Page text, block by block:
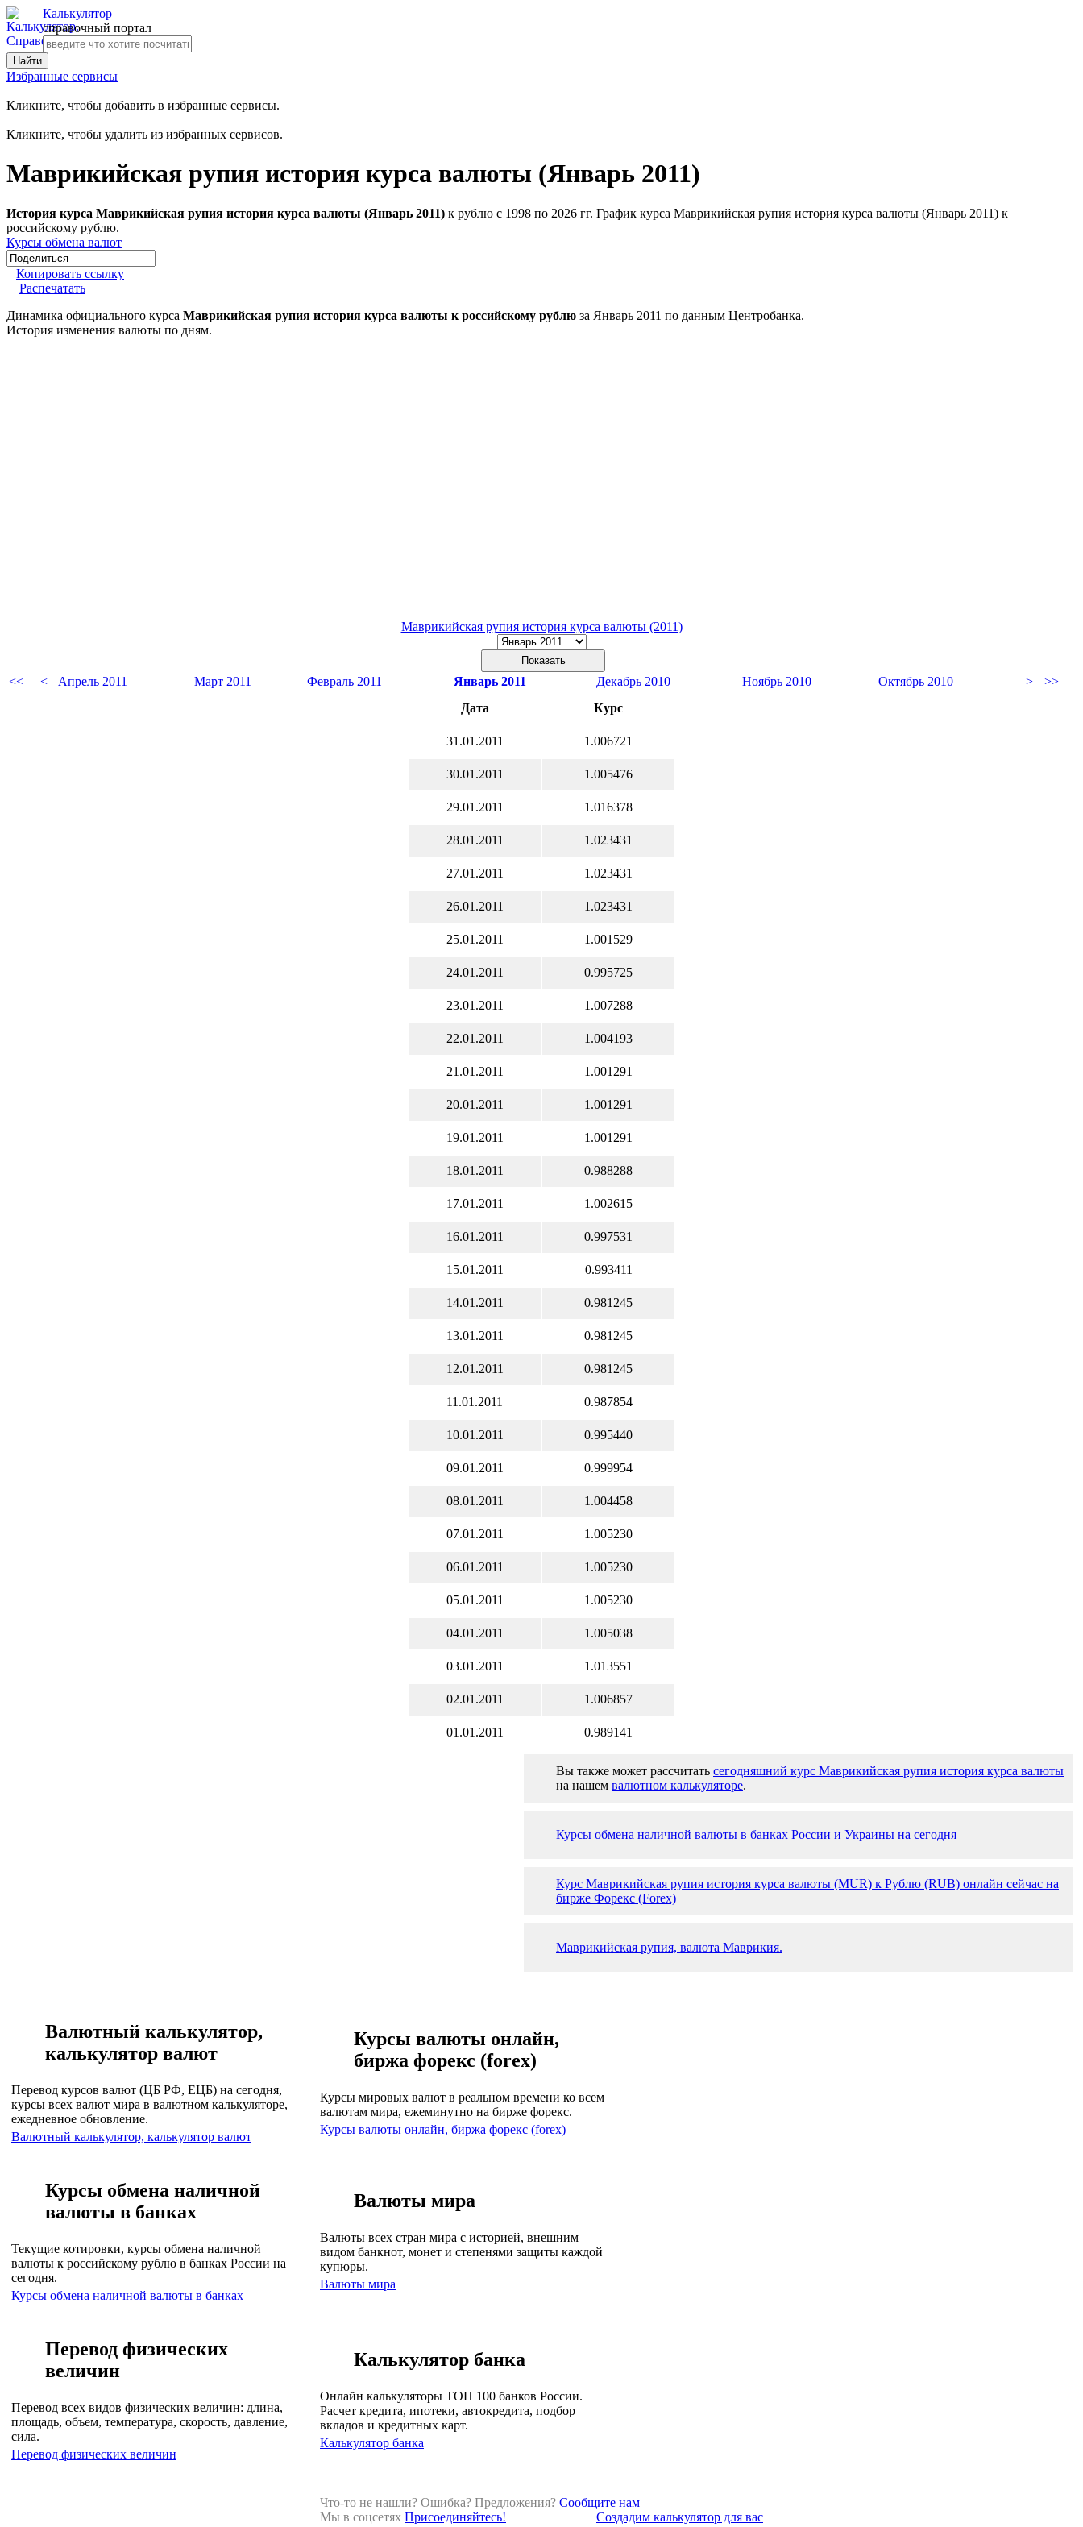
Калькулятор
справочный портал
Избранные сервисы
Кликните, чтобы добавить в избранные сервисы.
Кликните, чтобы удалить из избранных сервисов.
Маврикийская рупия история курса валюты (Январь 2011)
История курса Маврикийская рупия история курса валюты (Январь 2011) к рублю с 1998 по 2026 гг. График курса Маврикийская рупия история курса валюты (Январь 2011) к
российскому рублю.
Курсы обмена валют
Копировать ссылку
Распечатать
Динамика официального курса Маврикийская рупия история курса валюты к российскому рублю за Январь 2011 по данным Центробанка.
История изменения валюты по дням.
Маврикийская рупия история курса валюты (2011)
<< < Апрель 2011 Март 2011 Февраль 2011 Январь 2011 Декабрь 2010 Ноябрь 2010 Октябрь 2010 >
>>
Дата
Курс
31.01.2011 1.006721
30.01.2011 1.005476
29.01.2011 1.016378
28.01.2011 1.023431
27.01.2011 1.023431
26.01.2011 1.023431
25.01.2011 1.001529
24.01.2011 0.995725
23.01.2011 1.007288
22.01.2011 1.004193
21.01.2011 1.001291
20.01.2011 1.001291
19.01.2011 1.001291
18.01.2011 0.988288
17.01.2011 1.002615
16.01.2011 0.997531
15.01.2011 0.993411
14.01.2011 0.981245
13.01.2011 0.981245
12.01.2011 0.981245
11.01.2011 0.987854
10.01.2011 0.995440
09.01.2011 0.999954
08.01.2011 1.004458
07.01.2011 1.005230
06.01.2011 1.005230
05.01.2011 1.005230
04.01.2011 1.005038
03.01.2011 1.013551
02.01.2011 1.006857
01.01.2011 0.989141
Вы также может рассчитать сегодняшний курс Маврикийская рупия история курса валюты
на нашем валютном калькуляторе.
Курсы обмена наличной валюты в банках России и Украины на сегодня
Курс Маврикийская рупия история курса валюты (MUR) к Рублю (RUB) онлайн сейчас на
бирже Форекс (Forex)
Маврикийская рупия, валюта Маврикия.
Валютный калькулятор,
калькулятор валют
Перевод курсов валют (ЦБ РФ, ЕЦБ) на сегодня,
курсы всех валют мира в валютном калькуляторе,
ежедневное обновление.
Валютный калькулятор, калькулятор валют
Курсы валюты онлайн,
биржа форекс (forex)
Курсы мировых валют в реальном времени ко всем
валютам мира, ежеминутно на бирже форекс.
Курсы валюты онлайн, биржа форекс (forex)
Курсы обмена наличной
валюты в банках
Текущие котировки, курсы обмена наличной
валюты к российскому рублю в банках России на
сегодня.
Курсы обмена наличной валюты в банках
Валюты мира
Валюты всех стран мира с историей, внешним
видом банкнот, монет и степенями защиты каждой
купюры.
Валюты мира
Перевод физических
величин
Перевод всех видов физических величин: длина,
площадь, объем, температура, скорость, давление,
сила.
Перевод физических величин
Калькулятор банка
Онлайн калькуляторы ТОП 100 банков России.
Расчет кредита, ипотеки, автокредита, подбор
вкладов и кредитных карт.
Калькулятор банка
Что-то не нашли? Ошибка? Предложения? Сообщите нам
Мы в соцсетях Присоединяйтесь! Создадим калькулятор для вас